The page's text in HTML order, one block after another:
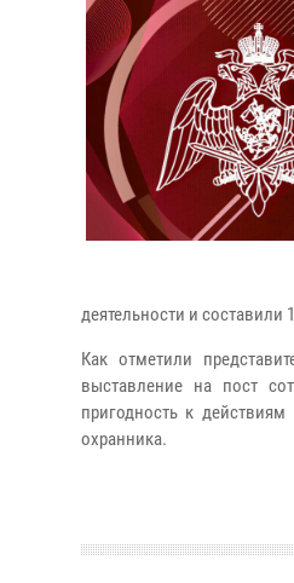
деятельности и составили
Как отметили
выставление на пост
пригодность к
охранника.